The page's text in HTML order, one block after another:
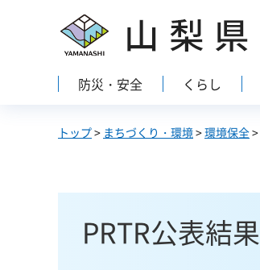
山梨県
防災・安全 くらし
トップ> まちづくり・環境>環境保全>
PRTR公表結果